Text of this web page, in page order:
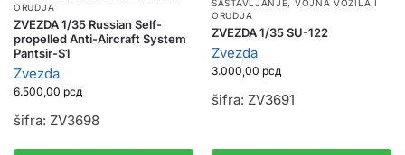
ORUDJA
ZVEZDA 1/35 Russian Self-
propelled Anti-Aircraft System
Pantsir-S1
Zvezda
6.500,00 рсд
šifra: ZV3698
SASTAVLJANJE, VOJNA VOZILA I
ORUDJA
ZVEZDA 1/35 SU-122
Zvezda
3.000,00 рсд
šifra: ZV3691